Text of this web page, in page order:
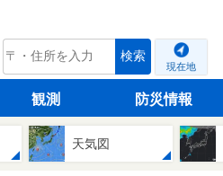
tenki.jp 検索
現在地
観測 防災情報
天気図